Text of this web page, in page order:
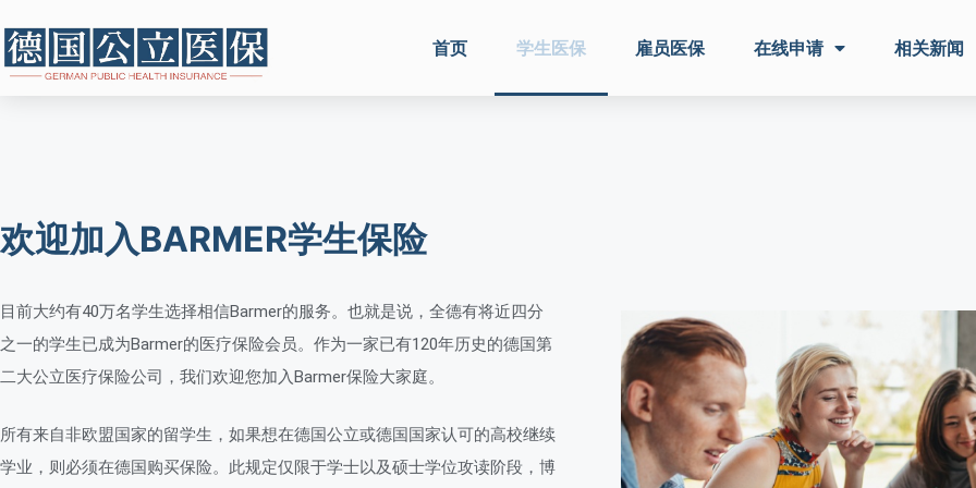
首页 学生医保 雇员医保 在线申请 相关新闻
欢迎加入BARMER学生保险
目前大约有40万名学生选择相信Barmer的服务。也就是说，全德有将近四分
之一的学生已成为Barmer的医疗保险会员。作为一家已有120年历史的德国第
二大公立医疗保险公司，我们欢迎您加入Barmer保险大家庭。
所有来自非欧盟国家的留学生，如果想在德国公立或德国国家认可的高校继续
学业，则必须在德国购买保险。此规定仅限于学士以及硕士学位攻读阶段，博